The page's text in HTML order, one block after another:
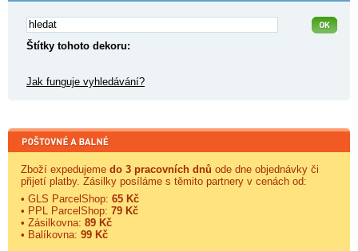
Štítky tohoto dekoru:
Jak funguje vyhledávání?
Zboží expedujeme do 3 pracovních dnů ode dne objednávky či
přijetí platby. Zásilky posíláme s těmito partnery v cenách od:
• GLS ParcelShop: 65 Kč
• PPL ParcelShop: 79 Kč
• Zásilkovna: 89 Kč
• Balíkovna: 99 Kč